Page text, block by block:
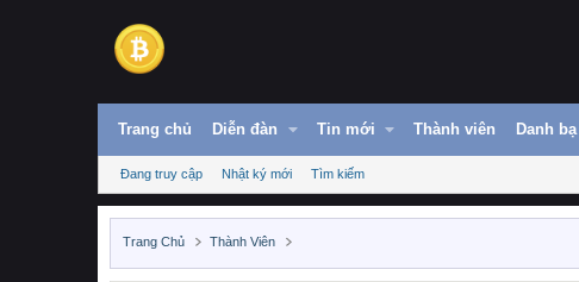
Trang chủ Diễn đàn Tin mới Thành viên Danh bạ
Đang truy cập Nhật ký mới Tìm kiếm
Trang Chủ Thành Viên